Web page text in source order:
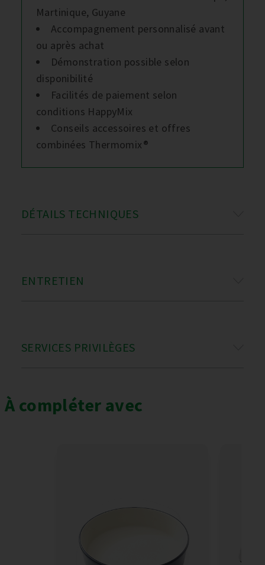
Martinique, Guyane
Accompagnement personnalisé avant
ou après achat
Démonstration possible selon
disponibilité
Facilités de paiement selon
conditions HappyMix
Conseils accessoires et offres
combinées Thermomix®
DÉTAILS TECHNIQUES
ENTRETIEN
SERVICES PRIVILÈGES
À compléter avec